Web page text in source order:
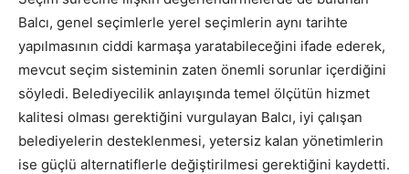
Balcı, genel seçimlerle yerel seçimlerin aynı tarihte
yapılmasının ciddi karmaşa yaratabileceğini ifade ederek,
mevcut seçim sisteminin zaten önemli sorunlar içerdiğini
söyledi. Belediyecilik anlayışında temel ölçütün hizmet
kalitesi olması gerektiğini vurgulayan Balcı, iyi çalışan
belediyelerin desteklenmesi, yetersiz kalan yönetimlerin
ise güçlü alternatiflerle değiştirilmesi gerektiğini kaydetti.